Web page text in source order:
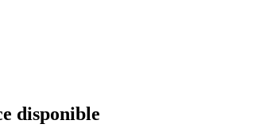
disponible